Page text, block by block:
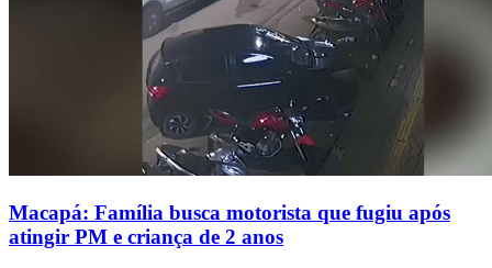
Macapá: Família busca motorista que fugiu após
atingir PM e criança de 2 anos